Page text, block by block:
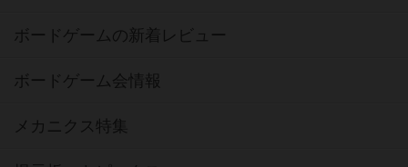
ボードゲームの新着レビュー
ボードゲーム会情報
メカニクス特集